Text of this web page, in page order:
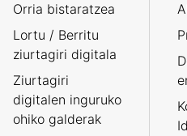
Orria bistaratzea
Lortu / Berritu
ziurtagiri digitala
Ziurtagiri
digitalen inguruko
ohiko galderak